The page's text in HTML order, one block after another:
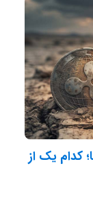
کدام ‌یک از